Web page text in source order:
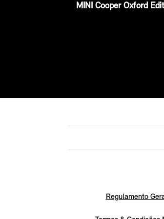
MINI Cooper Oxford
Regulamento